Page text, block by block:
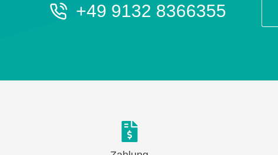
+49 9132 8366355